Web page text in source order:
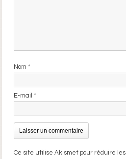
Nom *
E-mail *
Ce site utilise Akismet pour réduire les